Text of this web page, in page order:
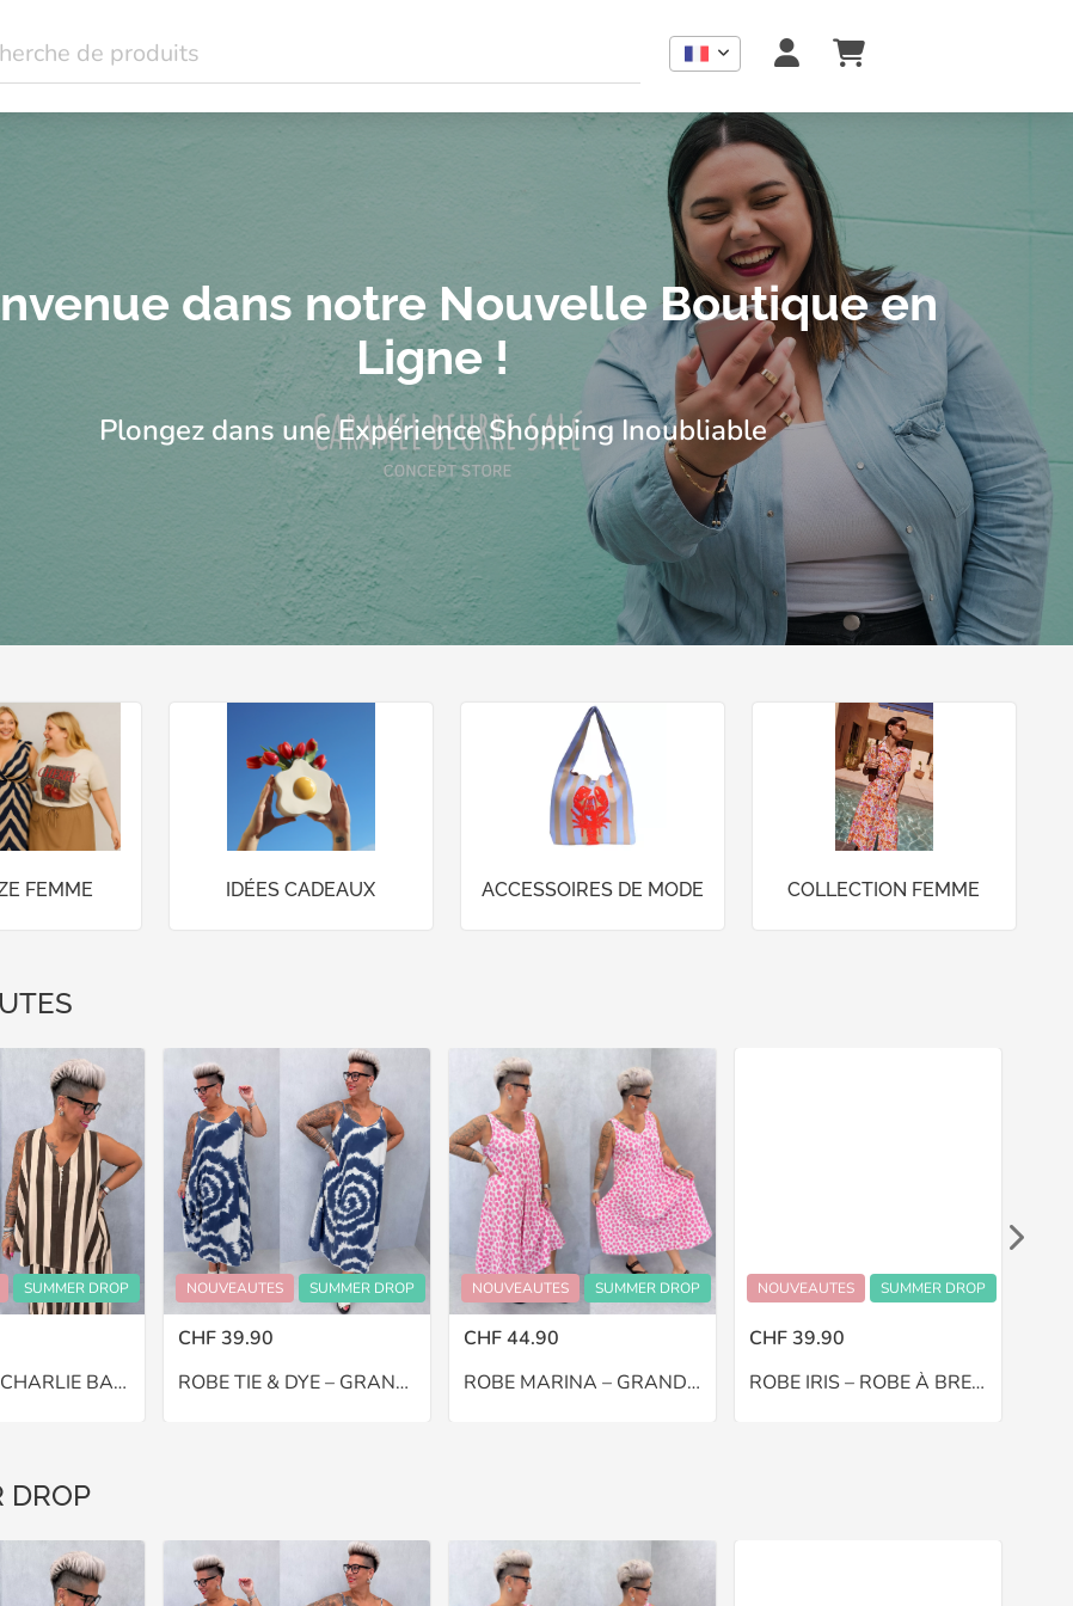
taille et idées cadeaux à Lausanne | Caramel Beurre Salé
à Lausanne : mode femme grande taille, bijoux, idées cadeaux, déco et lifestyle. Boutique locale avec e-shop et
dans notre Nouvelle Boutique en
Ligne !
Plongez dans une Expérience Shopping Inoubliable
FEMME IDÉES CADEAUX ACCESSOIRES DE MODE COLLECTION FEMME
SUMMER DROP
PANTALON CHARLIE BALLON – GRANDE TAILLE 46–48
NOUVEAUTES SUMMER DROP
CHF 39.90
ROBE TIE & DYE – GRANDE TAILLE 46–48
NOUVEAUTES SUMMER DROP
CHF 44.90
ROBE MARINA – GRANDE TAILLE 48–52
NOUVEAUTES SUMMER DROP
CHF 39.90
ROBE IRIS – ROBE À BRETELLES – GRANDE TAILLE 44–48
DROP